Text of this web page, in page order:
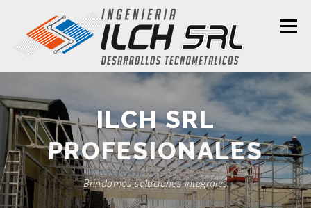
contenido
Menú
HOME NOTICIAS
CONTACTO
ILCH SRL
PROFESIONALES
Brindamos soluciones integrales